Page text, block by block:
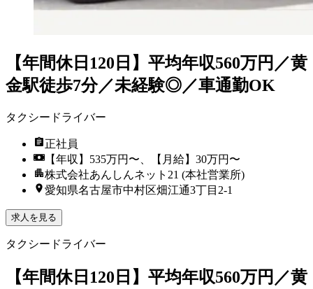
【年間休日120日】平均年収560万円／黄
金駅徒歩7分／未経験◎／車通勤OK
タクシードライバー
正社員
【年収】535万円〜、【月給】30万円〜
株式会社あんしんネット21 (本社営業所)
愛知県名古屋市中村区畑江通3丁目2-1
求人を見る
タクシードライバー
【年間休日120日】平均年収560万円／黄